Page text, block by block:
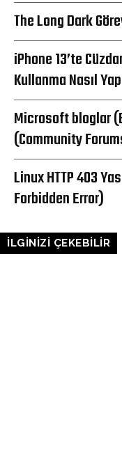
The Long Dark
iPhone 13’te
Kullanma Nasıl
Microsoft bloglar
(Community
Linux HTTP 403
Forbidden Error)
İLGİNİZİ ÇEKEBİLİR